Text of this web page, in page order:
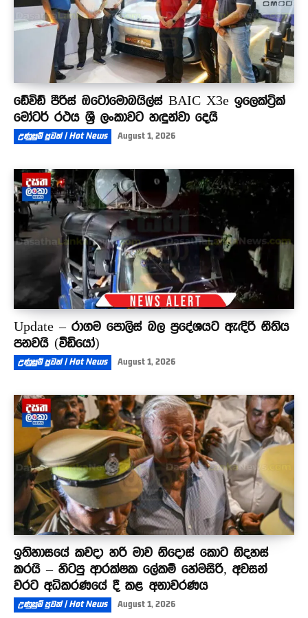
ඩේවිඩ් පීරිස් ඔටෝමොබයිල්ස් BAIC X3e ඉලෙක්ට්‍රික්
මෝටර් රථය ශ්‍රී ලංකාවට හඳුන්වා දෙයි
උණුසුම් පුවත් | Hot News August 1, 2026
Update – රාගම පොලිස් බල ප්‍රදේශයට ඇඳිරි නීතිය
පනවයි (වීඩියෝ)
උණුසුම් පුවත් | Hot News August 1, 2026
ඉතිහාසයේ කවදා හරි මාව නිදොස් කොට නිදහස්
කරයි – හිටපු ආරක්ෂක ලේකම් හේමසිරි, අවසන්
වරට අධිකරණයේ දී කළ අනාවරණය
උණුසුම් පුවත් | Hot News August 1, 2026